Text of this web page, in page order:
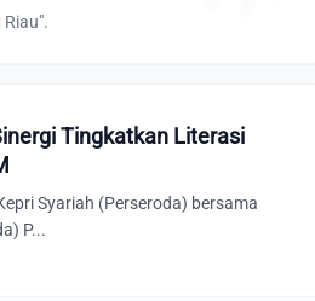
Tingkatkan Literasi
Syariah (Perseroda) bersama
P...